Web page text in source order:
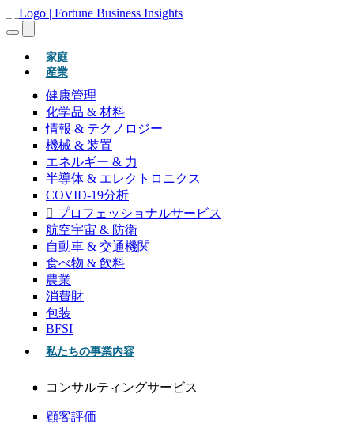
家庭(現在)
産業
健康管理
化学品 & 材料
情報 & テクノロジー
機械 & 装置
エネルギー & 力
半導体 & エレクトロニクス
COVID-19分析
プロフェッショナルサービス
航空宇宙 & 防衛
自動車 & 交通機関
食べ物 & 飲料
農業
消費財
包装
BFSI
私たちの事業内容
コンサルティングサービス
顧客評価